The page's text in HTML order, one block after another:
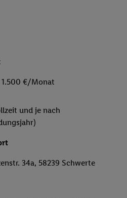
1.500 €/Monat
und je nach
34a, 58239 Schwerte